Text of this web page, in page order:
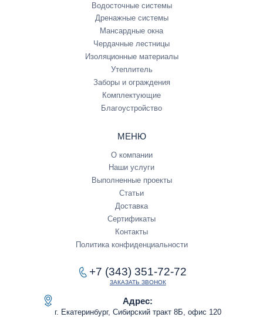
Водосточные системы
Дренажные системы
Мансардные окна
Чердачные лестницы
Изоляционные материалы
Утеплитель
Заборы и ограждения
Комплектующие
Благоустройство
МЕНЮ
О компании
Наши услуги
Выполненные проекты
Статьи
Доставка
Сертификаты
Контакты
Политика конфиденциальности
+7 (343) 351-72-72
ЗАКАЗАТЬ ЗВОНОК
Адрес:
г. Екатеринбург, Сибирский тракт 8Б, офис 120